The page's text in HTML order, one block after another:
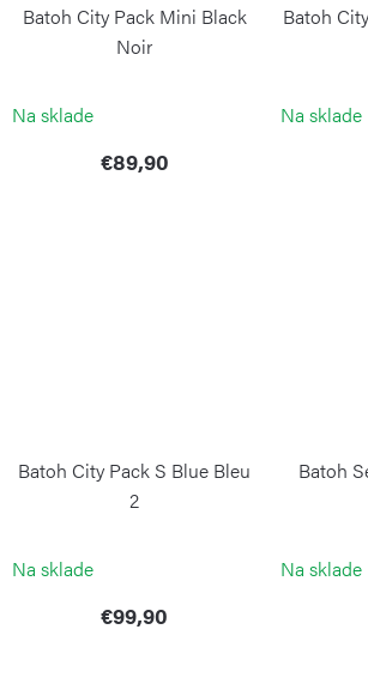
Batoh City Pack Mini Black
Noir
Na sklade
€89,90
Batoh
Na sklade
Batoh City Pack S Blue Bleu
2
Na sklade
€99,90
Batoh
Na sklade